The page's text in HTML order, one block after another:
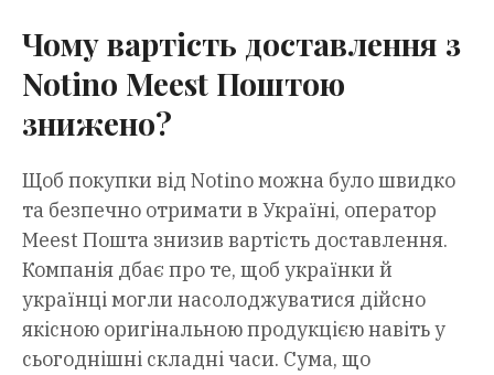
Чому вартість доставлення з
Notino Meest Поштою
знижено?
Щоб покупки від Notino можна було швидко
та безпечно отримати в Україні, оператор
Meest Пошта знизив вартість доставлення.
Компанія дбає про те, щоб українки й
українці могли насолоджуватися дійсно
якісною оригінальною продукцією навіть у
сьогоднішні складні часи. Сума, що